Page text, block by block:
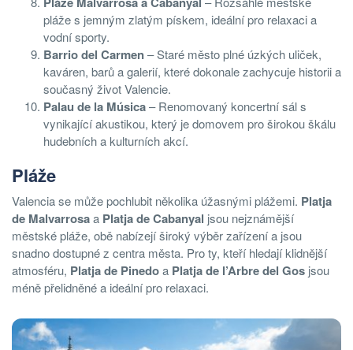
pláže s jemným zlatým pískem, ideální pro relaxaci a
vodní sporty.
Barrio del Carmen– Staré město plné úzkých uliček,
kaváren, barů a galerií, které dokonale zachycuje historii a
současný život Valencie.
Palau de la Música– Renomovaný koncertní sál s
vynikající akustikou, který je domovem pro širokou škálu
hudebních a kulturních akcí.
Pláže
Valencia se může pochlubit několika úžasnými plážemi. Platja
de Malvarrosaa Platja de Cabanyal jsou nejznámější
městské pláže, obě nabízejí široký výběr zařízení a jsou
snadno dostupné z centra města. Pro ty, kteří hledají klidnější
atmosféru, Platja de Pinedoa Platja de l’Arbre del Gos jsou
méně přelidněné a ideální pro relaxaci.